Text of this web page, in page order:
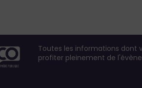
Toutes les informations dont
profiter pleinement de